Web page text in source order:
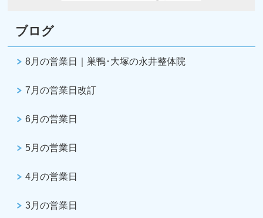
ブログ
8月の営業日｜巣鴨･大塚の永井整体院
7月の営業日改訂
6月の営業日
5月の営業日
4月の営業日
3月の営業日